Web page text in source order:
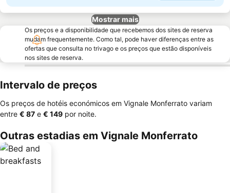
Mostrar mais
Os preços e a disponibilidade que recebemos dos sites de reserva
mudam frequentemente. Como tal, pode haver diferenças entre as
ofertas que consulta no trivago e os preços que estão disponíveis
nos sites de reserva.
Intervalo de preços
Os preços de hotéis económicos em Vignale Monferrato variam
entre ‎€ 87 e ‎€ 149 por noite.
Outras estadias em Vignale Monferrato